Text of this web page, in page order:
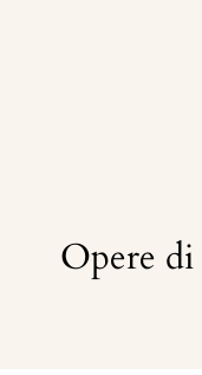
Opere di